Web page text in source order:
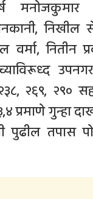
मनोजकुमार
वर्मा, नितीन
२६९, २९०
प्रमाणे गुन्हा
पुढील तपास